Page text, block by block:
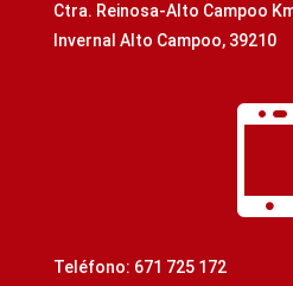
Ctra. Reinosa-Alto Campoo
Invernal Alto Campoo, 39210

Teléfono: 671 725 172